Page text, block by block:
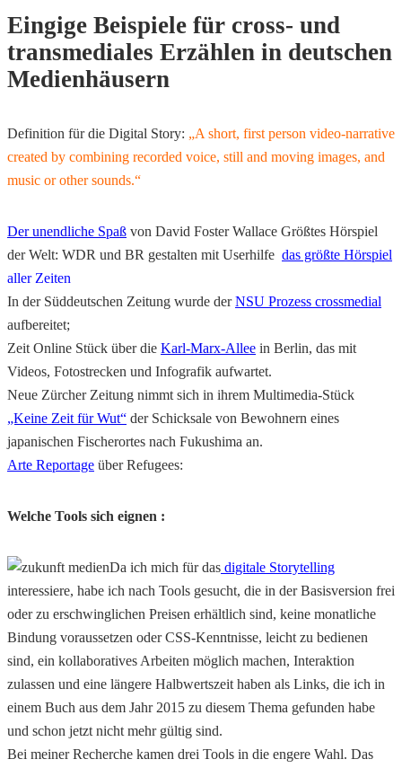
Eingige Beispiele für cross- und
transmediales Erzählen in deutschen
Medienhäusern
Definition für die Digital Story: „A short, first person video-narrative
created by combining recorded voice, still and moving images, and
music or other sounds.“
Der unendliche Spaß von David Foster Wallace Größtes Hörspiel
der Welt: WDR und BR gestalten mit Userhilfe das größte Hörspiel
aller Zeiten
In der Süddeutschen Zeitung wurde der NSU Prozess crossmedial
aufbereitet;
Zeit Online Stück über die Karl-Marx-Allee in Berlin, das mit
Videos, Fotostrecken und Infografik aufwartet.
Neue Zürcher Zeitung nimmt sich in ihrem Multimedia-Stück
„Keine Zeit für Wut“ der Schicksale von Bewohnern eines
japanischen Fischerortes nach Fukushima an.
Arte Reportage über Refugees:
Welche Tools sich eignen :
Da ich mich für das digitale Storytelling
interessiere, habe ich nach Tools gesucht, die in der Basisversion frei
oder zu erschwinglichen Preisen erhältlich sind, keine monatliche
Bindung voraussetzen oder CSS-Kenntnisse, leicht zu bedienen
sind, ein kollaboratives Arbeiten möglich machen, Interaktion
zulassen und eine längere Halbwertszeit haben als Links, die ich in
einem Buch aus dem Jahr 2015 zu diesem Thema gefunden habe
und schon jetzt nicht mehr gültig sind.
Bei meiner Recherche kamen drei Tools in die engere Wahl. Das